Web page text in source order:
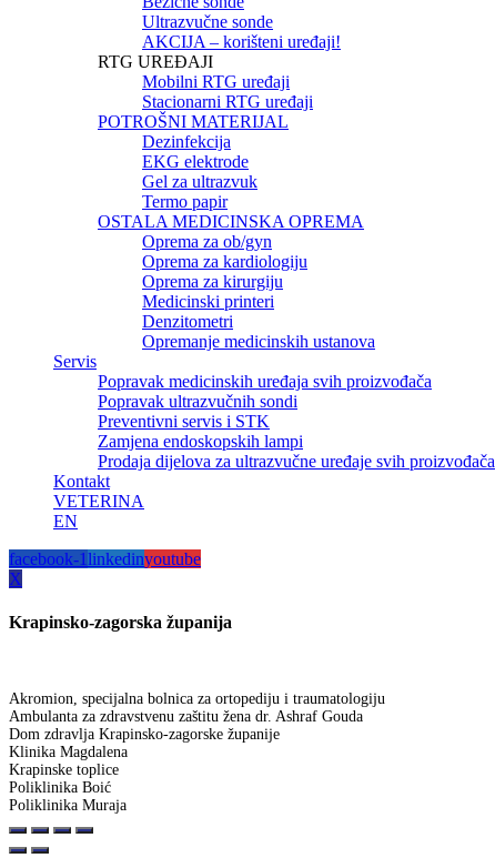
Ultrazvučne sonde
AKCIJA – korišteni uređaji!
RTG UREĐAJI
Mobilni RTG uređaji
Stacionarni RTG uređaji
POTROŠNI MATERIJAL
Dezinfekcija
EKG elektrode
Gel za ultrazvuk
Termo papir
OSTALA MEDICINSKA OPREMA
Oprema za ob/gyn
Oprema za kardiologiju
Oprema za kirurgiju
Medicinski printeri
Denzitometri
Opremanje medicinskih ustanova
Servis
Popravak medicinskih uređaja svih proizvođača
Popravak ultrazvučnih sondi
Preventivni servis i STK
Zamjena endoskopskih lampi
Prodaja dijelova za ultrazvučne uređaje svih proizvođača
Kontakt
VETERINA
EN
facebook-1linkedinyoutube
X
Krapinsko-zagorska županija
Akromion, specijalna bolnica za ortopediju i traumatologiju
Ambulanta za zdravstvenu zaštitu žena dr. Ashraf Gouda
Dom zdravlja Krapinsko-zagorske županije
Klinika Magdalena
Krapinske toplice
Poliklinika Boić
Poliklinika Muraja